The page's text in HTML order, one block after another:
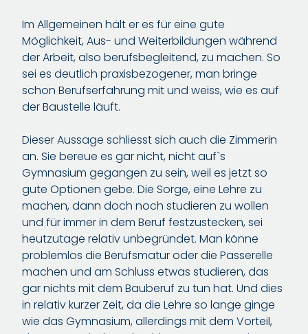
Im Allgemeinen hält er es für eine gute
Möglichkeit, Aus- und Weiterbildungen während
der Arbeit, also berufsbegleitend, zu machen. So
sei es deutlich praxisbezogener, man bringe
schon Berufserfahrung mit und weiss, wie es auf
der Baustelle läuft.
Dieser Aussage schliesst sich auch die Zimmerin
an. Sie bereue es gar nicht, nicht auf`s
Gymnasium gegangen zu sein, weil es jetzt so
gute Optionen gebe. Die Sorge, eine Lehre zu
machen, dann doch noch studieren zu wollen
und für immer in dem Beruf festzustecken, sei
heutzutage relativ unbegründet. Man könne
problemlos die Berufsmatur oder die Passerelle
machen und am Schluss etwas studieren, das
gar nichts mit dem Bauberuf zu tun hat. Und dies
in relativ kurzer Zeit, da die Lehre so lange ginge
wie das Gymnasium, allerdings mit dem Vorteil,